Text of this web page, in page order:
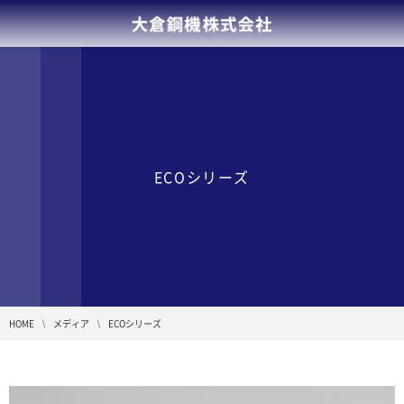
ECOシリーズ
HOME メディア ECOシリーズ